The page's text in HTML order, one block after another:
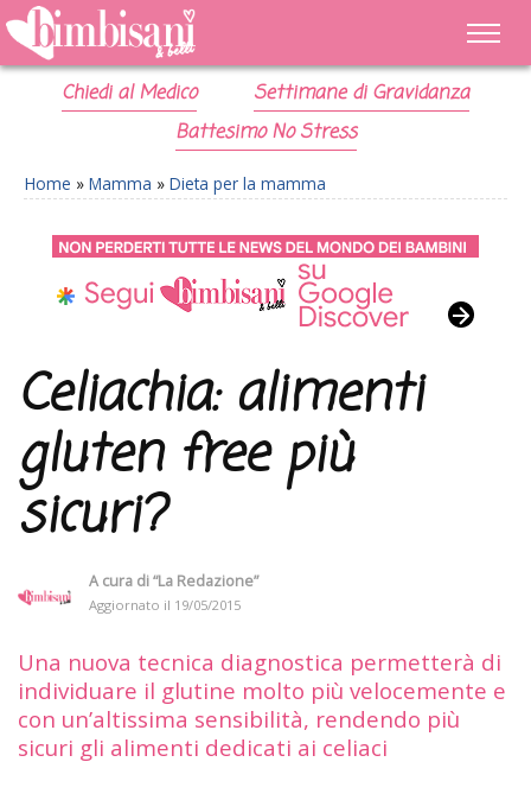
Chiedi al Medico
Settimane di Gravidanza
Battesimo No Stress
Home » Mamma » Dieta per la mamma
Celiachia: alimenti
gluten free più
sicuri?
A cura di“La Redazione”
Aggiornato il 19/05/2015
Una nuova tecnica diagnostica permetterà di
individuare il glutine molto più velocemente e
con un’altissima sensibilità, rendendo più
sicuri gli alimenti dedicati ai celiaci